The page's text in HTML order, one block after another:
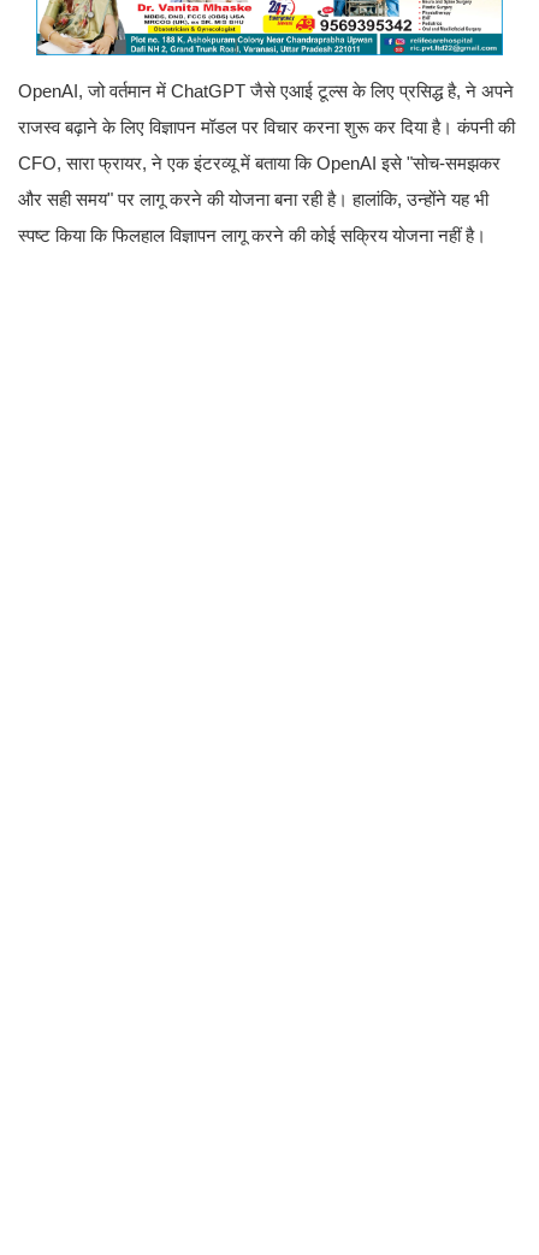
OpenAI, जो वर्तमान में ChatGPT जैसे एआई टूल्स के लिए प्रसिद्ध है, ने अपने
राजस्व बढ़ाने के लिए विज्ञापन मॉडल पर विचार करना शुरू कर दिया है। कंपनी की
CFO, सारा फ्रायर, ने एक इंटरव्यू में बताया कि OpenAI इसे "सोच-समझकर
और सही समय" पर लागू करने की योजना बना रही है। हालांकि, उन्होंने यह भी
स्पष्ट किया कि फिलहाल विज्ञापन लागू करने की कोई सक्रिय योजना नहीं है।